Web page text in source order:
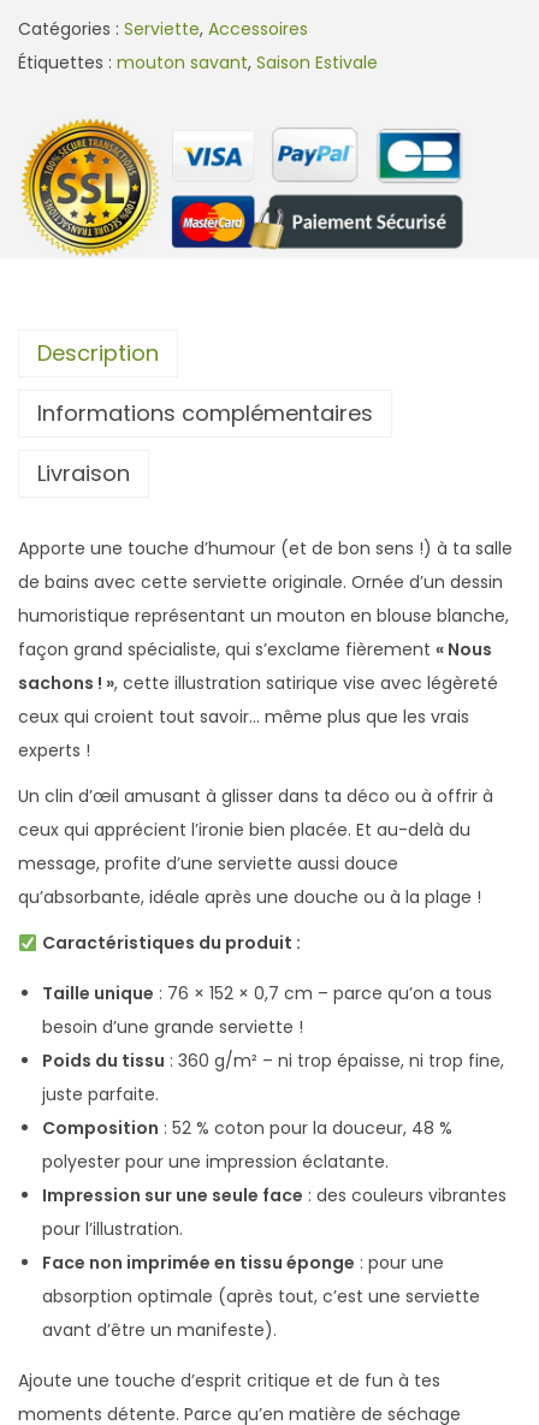
a
n
i
t
é
d
e
v
e
t
e
M
o
u
t
o
a
v
n
t
Catégories : Serviette, Accessoires
Étiquettes : mouton savant, Saison Estivale
Description
Informations complémentaires
Livraison
Apporte une touche d’humour (et de bon sens !) à ta salle
de bains avec cette serviette originale. Ornée d’un dessin
humoristique représentant un mouton en blouse blanche,
façon grand spécialiste, qui s’exclame fièrement « Nous
sachons ! », cette illustration satirique vise avec légèreté
ceux qui croient tout savoir… même plus que les vrais
experts !
Un clin d’œil amusant à glisser dans ta déco ou à offrir à
ceux qui apprécient l’ironie bien placée. Et au-delà du
message, profite d’une serviette aussi douce
qu’absorbante, idéale après une douche ou à la plage !
Caractéristiques du produit :
Taille unique : 76 × 152 × 0,7 cm – parce qu’on a tous
besoin d’une grande serviette !
Poids du tissu : 360 g/m² – ni trop épaisse, ni trop fine,
juste parfaite.
Composition : 52 % coton pour la douceur, 48 %
polyester pour une impression éclatante.
Impression sur une seule face : des couleurs vibrantes
pour l’illustration.
Face non imprimée en tissu éponge : pour une
absorption optimale (après tout, c’est une serviette
avant d’être un manifeste).
Ajoute une touche d’esprit critique et de fun à tes
moments détente. Parce qu’en matière de séchage